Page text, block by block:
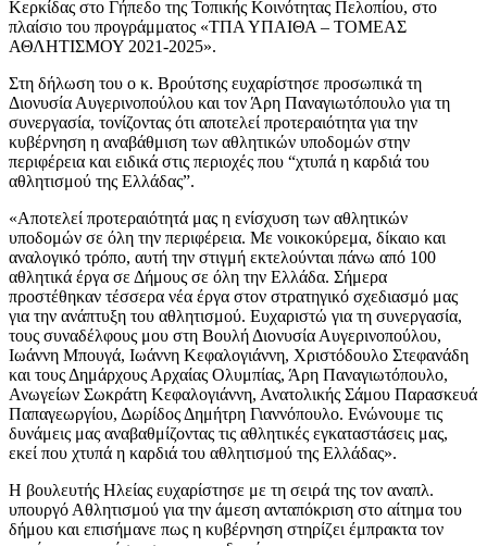
Κερκίδας στο Γήπεδο της Τοπικής Κοινότητας Πελοπίου, στο
πλαίσιο του προγράμματος «ΤΠΑ ΥΠΑΙΘΑ – ΤΟΜΕΑΣ
ΑΘΛΗΤΙΣΜΟΥ 2021-2025».
Στη δήλωση του ο κ. Βρούτσης ευχαρίστησε προσωπικά τη
Διονυσία Αυγερινοπούλου και τον Άρη Παναγιωτόπουλο για τη
συνεργασία, τονίζοντας ότι αποτελεί προτεραιότητα για την
κυβέρνηση η αναβάθμιση των αθλητικών υποδομών στην
περιφέρεια και ειδικά στις περιοχές που “χτυπά η καρδιά του
αθλητισμού της Ελλάδας”.
«Αποτελεί προτεραιότητά μας η ενίσχυση των αθλητικών
υποδομών σε όλη την περιφέρεια. Με νοικοκύρεμα, δίκαιο και
αναλογικό τρόπο, αυτή την στιγμή εκτελούνται πάνω από 100
αθλητικά έργα σε Δήμους σε όλη την Ελλάδα. Σήμερα
προστέθηκαν τέσσερα νέα έργα στον στρατηγικό σχεδιασμό μας
για την ανάπτυξη του αθλητισμού. Ευχαριστώ για τη συνεργασία,
τους συναδέλφους μου στη Βουλή Διονυσία Αυγερινοπούλου,
Ιωάννη Μπουγά, Ιωάννη Κεφαλογιάννη, Χριστόδουλο Στεφανάδη
και τους Δημάρχους Αρχαίας Ολυμπίας, Άρη Παναγιωτόπουλο,
Ανωγείων Σωκράτη Κεφαλογιάννη, Ανατολικής Σάμου Παρασκευά
Παπαγεωργίου, Δωρίδος Δημήτρη Γιαννόπουλο. Ενώνουμε τις
δυνάμεις μας αναβαθμίζοντας τις αθλητικές εγκαταστάσεις μας,
εκεί που χτυπά η καρδιά του αθλητισμού της Ελλάδας».
Η βουλευτής Ηλείας ευχαρίστησε με τη σειρά της τον αναπλ.
υπουργό Αθλητισμού για την άμεση ανταπόκριση στο αίτημα του
δήμου και επισήμανε πως η κυβέρνηση στηρίζει έμπρακτα τον